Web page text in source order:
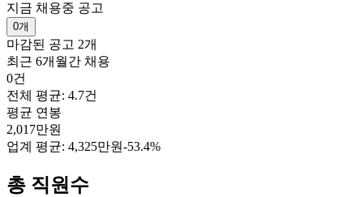
지금 채용중 공고
0개
마감된 공고 2개
최근 6개월간 채용
0건
전체 평균: 4.7건
평균 연봉
2,017만원
업계 평균: 4,325만원-53.4%
총 직원수